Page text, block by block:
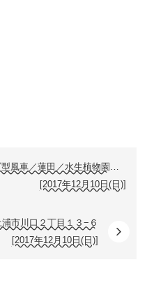
『霞ケ浦総合公園／オランダ型風車／蓮田／水生植物園』@茨城県土浦市大岩田1051
[2017年12月10日(日)]
市川口２丁目１３−６
[2017年12月10日(日)]